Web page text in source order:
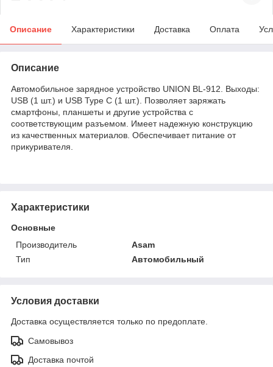
Описание Характеристики Доставка Оплата
Описание
Автомобильное зарядное устройство UNION BL-912. Выходы:
USB (1 шт.) и USB Type C (1 шт.). Позволяет заряжать
смартфоны, планшеты и другие устройства с
соответствующим разъемом. Имеет надежную конструкцию
из качественных материалов. Обеспечивает питание от
прикуривателя.
Характеристики
Основные
Производитель
Asam
Тип
Автомобильный
Условия доставки
Доставка осуществляется только по предоплате.
Самовывоз
Доставка почтой